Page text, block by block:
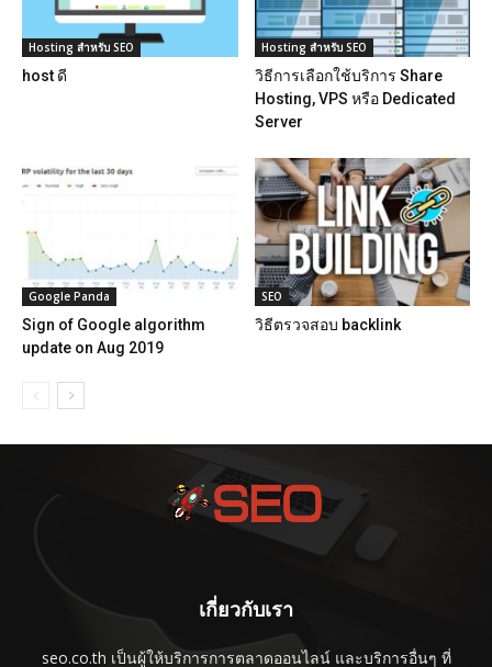
Hosting สำหรับ SEO
host ดี
Hosting สำหรับ SEO
วิธีการเลือกใช้บริการ Share
Hosting, VPS หรือ Dedicated
Server
Google Panda
Sign of Google algorithm
update on Aug 2019
SEO
วิธีตรวจสอบ backlink
เกี่ยวกับเรา
seo.co.th เป็นผู้ให้บริการการตลาดออนไลน์ และบริการอื่นๆ ที่